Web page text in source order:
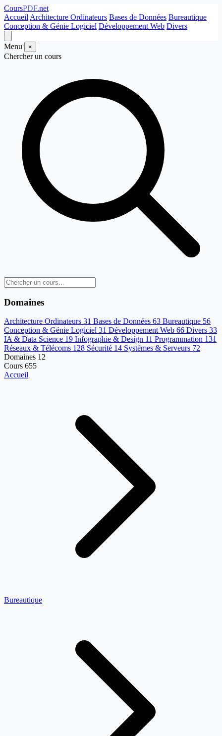
CoursPDF.net
Accueil Architecture Ordinateurs Bases de Données Bureautique
Conception & Génie Logiciel Développement Web Divers
Menu ×
Chercher un cours
Domaines
Architecture Ordinateurs 31 Bases de Données 63 Bureautique 56
Conception & Génie Logiciel 31 Développement Web 66 Divers 33
IA & Data Science 19 Infographie & Design 11 Programmation 131
Réseaux & Télécoms 128 Sécurité 14 Systèmes & Serveurs 72
Domaines 12
Cours 655
Accueil
Bureautique